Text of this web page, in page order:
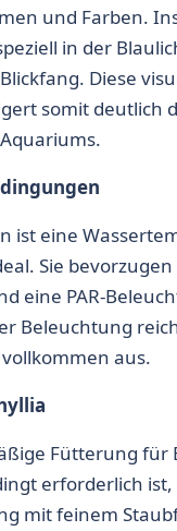
und Farben.
in der
Diese
somit deutlich
ist eine
Sie
eine PAR-
Beleuchtung
aus.
Fütterung für
erforderlich
mit feinem